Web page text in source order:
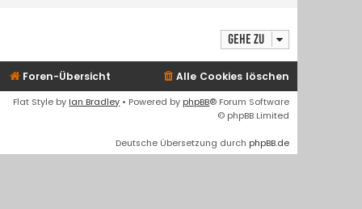
Gehe zu
Foren-Übersicht Alle Cookies löschen
Flat Style by Ian Bradley • Powered by phpBB® Forum Software
© phpBB Limited
Deutsche Übersetzung durch phpBB.de